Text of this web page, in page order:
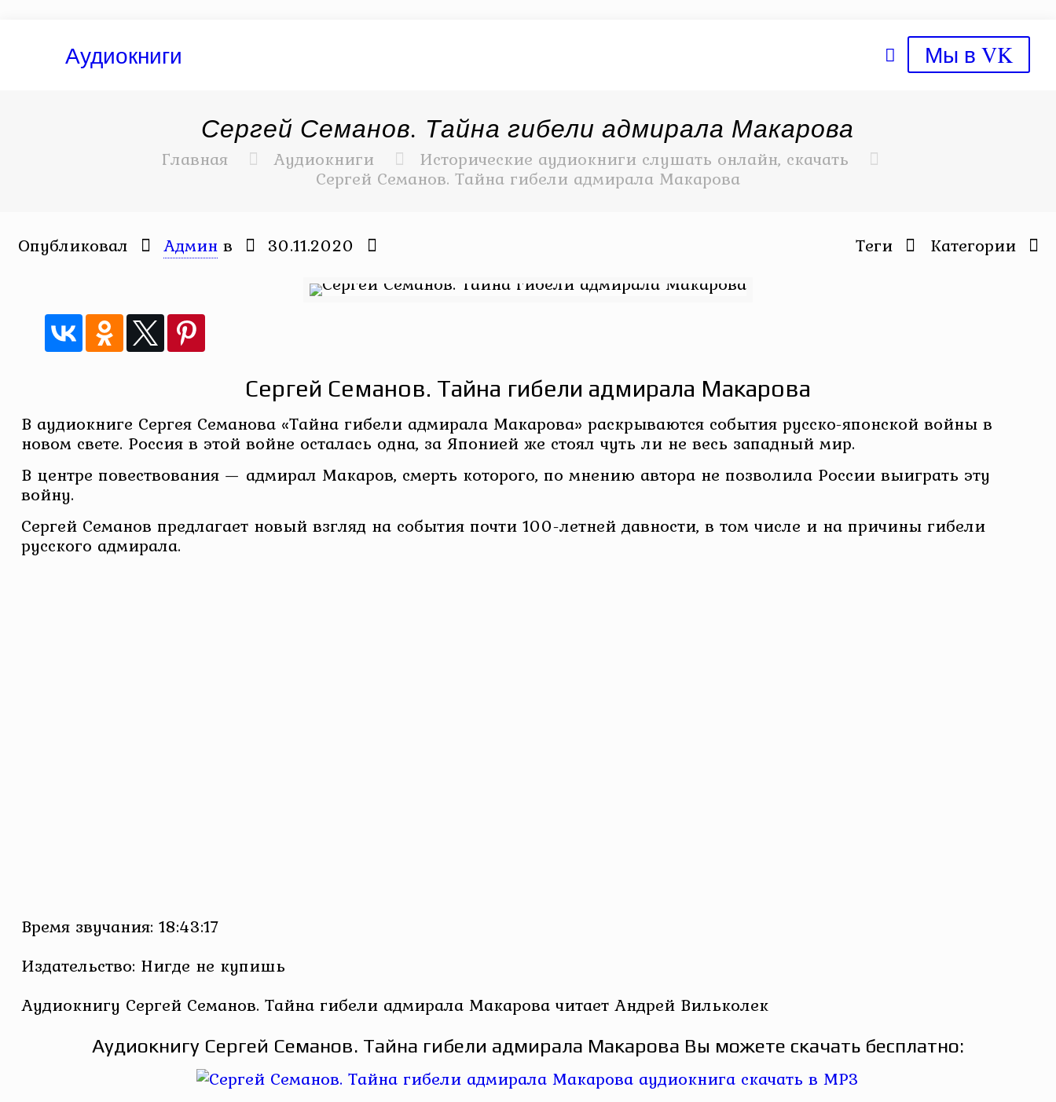
Аудиокниги Мы в VK
Сергей Семанов. Тайна гибели адмирала Макарова
Главная Аудиокниги Исторические аудиокниги слушать онлайн, скачать
Сергей Семанов. Тайна гибели адмирала Макарова
Опубликовал Админ в 30.11.2020 Категории
Теги
Сергей Семанов. Тайна гибели адмирала Макарова
В аудиокниге Сергея Семанова «Тайна гибели адмирала Макарова» раскрываются события русско-японской войны в
новом свете. Россия в этой войне осталась одна, за Японией же стоял чуть ли не весь западный мир.
В центре повествования — адмирал Макаров, смерть которого, по мнению автора не позволила России выиграть эту
войну.
Сергей Семанов предлагает новый взгляд на события почти 100-летней давности, в том числе и на причины гибели
русского адмирала.
Время звучания: 18:43:17
Издательство: Нигде не купишь
Аудиокнигу Сергей Семанов. Тайна гибели адмирала Макарова читает Андрей Вильколек
Аудиокнигу Сергей Семанов. Тайна гибели адмирала Макарова Вы можете скачать бесплатно: